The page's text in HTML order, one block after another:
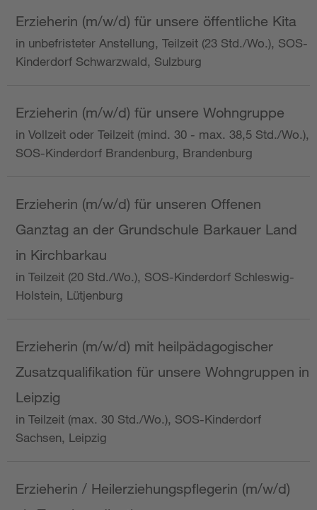
Erzieherin (m/w/d) für unsere öffentliche Kita
in unbefristeter Anstellung, Teilzeit (23 Std./Wo.), SOS-
Kinderdorf Schwarzwald, Sulzburg
Erzieherin (m/w/d) für unsere Wohngruppe
in Vollzeit oder Teilzeit (mind. 30 - max. 38,5 Std./Wo.),
SOS-Kinderdorf Brandenburg, Brandenburg
Erzieherin (m/w/d) für unseren Offenen
Ganztag an der Grundschule Barkauer Land
in Kirchbarkau
in Teilzeit (20 Std./Wo.), SOS-Kinderdorf Schleswig-
Holstein, Lütjenburg
Erzieherin (m/w/d) mit heilpädagogischer
Zusatzqualifikation für unsere Wohngruppen in
Leipzig
in Teilzeit (max. 30 Std./Wo.), SOS-Kinderdorf
Sachsen, Leipzig
Erzieherin / Heilerziehungspflegerin (m/w/d)